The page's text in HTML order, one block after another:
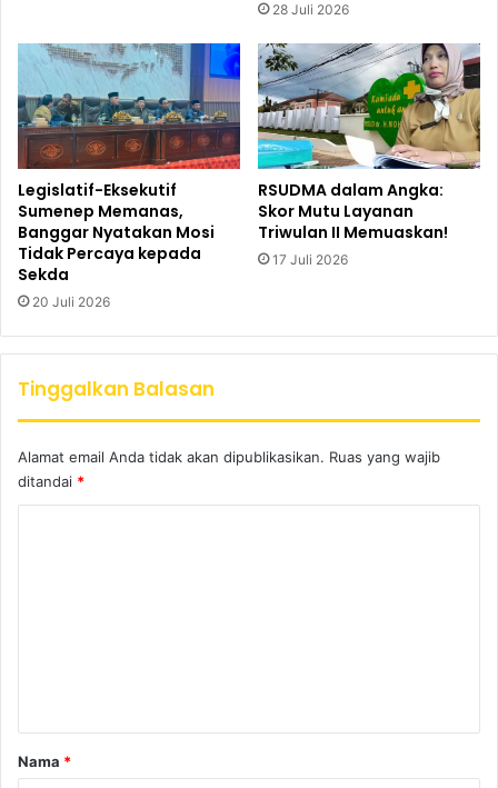
28 Juli 2026
Legislatif-Eksekutif
Sumenep Memanas,
Banggar Nyatakan Mosi
Tidak Percaya kepada
Sekda
20 Juli 2026
RSUDMA dalam Angka:
Skor Mutu Layanan
Triwulan II Memuaskan!
17 Juli 2026
Tinggalkan Balasan
Alamat email Anda tidak akan dipublikasikan. Ruas yang wajib
ditandai *
rNama *